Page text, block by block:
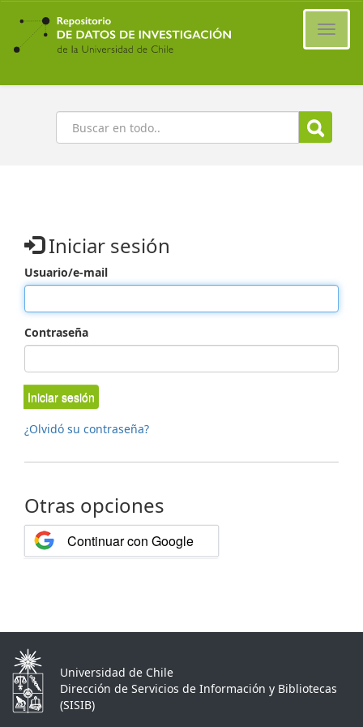
Ir
contenido
principal
Buscar
Iniciar sesión
Usuario/e-mail
Contraseña
Iniciar sesión
¿Olvidó su contraseña?
Otras opciones
Continuar con Google
Universidad de Chile
Dirección de Servicios de Información y Bibliotecas
(SISIB)